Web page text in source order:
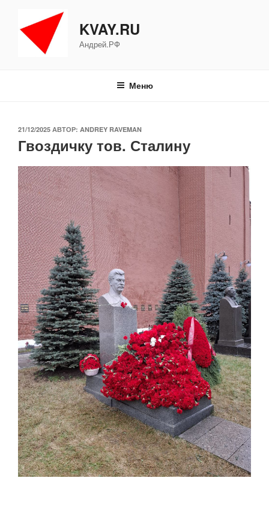
содержимому
KVAY.RU
Андрей.РФ
Меню
ОПУБЛИКОВАНО
21/12/2025 АВТОР: ANDREY RAVEMAN
Гвоздичку тов. Сталину